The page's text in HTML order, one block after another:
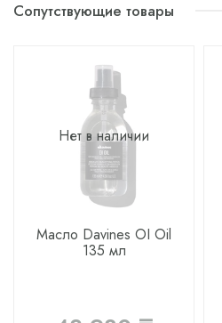
Сопутствующие товары
Нет в наличии
Масло Davines OI Oil
135 мл